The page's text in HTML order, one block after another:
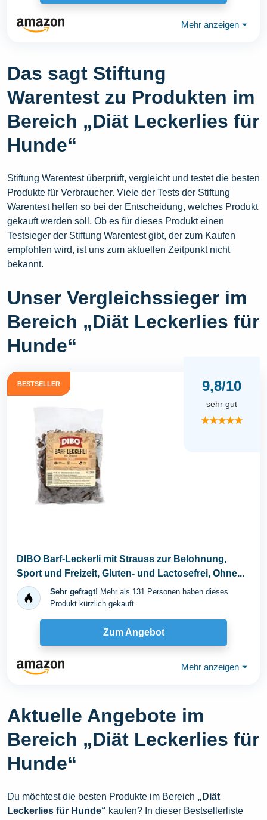
Mehr anzeigen ⏷
Das sagt Stiftung
Warentest zu Produkten im
Bereich „Diät Leckerlies für
Hunde“
Stiftung Warentest überprüft, vergleicht und testet die besten
Produkte für Verbraucher. Viele der Tests der Stiftung
Warentest helfen so bei der Entscheidung, welches Produkt
gekauft werden soll. Ob es für dieses Produkt einen
Testsieger der Stiftung Warentest gibt, der zum Kaufen
empfohlen wird, ist uns zum aktuellen Zeitpunkt nicht
bekannt.
Unser Vergleichssieger im
Bereich „Diät Leckerlies für
Hunde“
BESTSELLER 9,8/10
sehr gut
★★★★★
DIBO Barf-Leckerli mit Strauss zur Belohnung,
Sport und Freizeit, Gluten- und Lactosefrei, Ohne...
Sehr gefragt! Mehr als 131 Personen haben dieses
Produkt kürzlich gekauft.
Zum Angebot
Mehr anzeigen ⏷
Aktuelle Angebote im
Bereich „Diät Leckerlies für
Hunde“
Du möchtest die besten Produkte im Bereich „Diät
Leckerlies für Hunde“ kaufen? In dieser Bestsellerliste